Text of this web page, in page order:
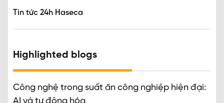
Tin tức 24h Haseca
Highlighted blogs
Công nghệ trong suất ăn công nghiệp hiện đại:
AI và tự động hóa